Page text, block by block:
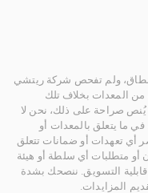
ولم تفحص شركة ريتشي
من المعدات بخلاف تلك
يُنص صراحة على ذلك، نحن لا
ما يتعلق بالمعدات أو
أي تعهدات أو ضمانات تتعلق
أو متطلبات أي سلطة أو هيئة
قابلية التسويق. ننصحك بشدة
المزايدات.